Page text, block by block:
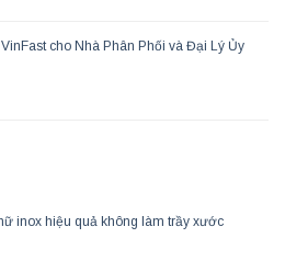
cho Nhà Phân Phối và Đại Lý Ủy
inox hiệu quả không làm trầy xước